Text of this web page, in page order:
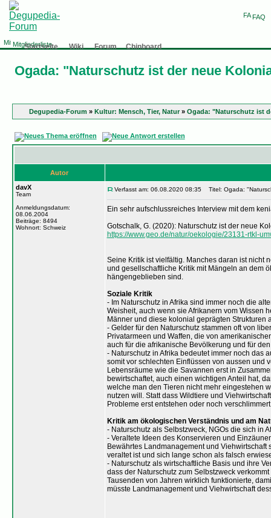
FAQ
Mitgliederliste
Startseite Wiki Forum Chinboard
Ogada: "Naturschutz ist der neue
Degupedia-Forum » Kultur: Mensch, Tier, Natur» Ogada: "Naturschutz ist
Autor
davX
Team
Anmeldungsdatum:
08.06.2004
Beiträge: 8494
Wohnort: Schweiz
Verfasst am: 06.08.2020 08:35 Titel: Ogada:
Ein sehr aufschlussreiches Interview mit dem
Gotschalk, G. (2020): Naturschutz ist der neue
https://www.geo.de/natur/oekologie/23131-rtkl-
Seine Kritik ist vielfältig. Manches daran ist nicht
und gesellschaftliche Kritik mit Mängeln an dem
hängengeblieben sind.
Soziale Kritik
- Im Naturschutz in Afrika sind immer noch die
Weisheit, auch wenn sie Afrikanern vom Wissen
Männer und diese kolonial geprägten Strukturen
- Gelder für den Naturschutz stammen oft von
Privatarmeen und Waffen, die von
auch für die afrikanische Bevölkerung und für
- Naturschutz in Afrika bedeutet immer noch das
somit vor schlechten Einflüssen von aussen und
Lebensräume wie die Savannen erst in
bewirtschaftet, auch einen wichtigen Anteil hat,
welche man den Tieren nicht mehr eingestehen
nutzen will. Statt dass Wildtiere und
Probleme erst entstehen oder noch
Kritik am ökologischen Verständnis und am
- Naturschutz als Selbstzweck, NGOs die sich in
- Veraltete Ideen des Konservieren und
Bewährtes Landmanagement und
veraltet ist und sich lange schon als falsch
- Naturschutz als wirtschaftliche Basis und ihre
dass der Naturschutz zum Selbstzweck
Tausenden von Jahren wirklich funktionierte,
müsste Landmanagement und Viehwirtschaft